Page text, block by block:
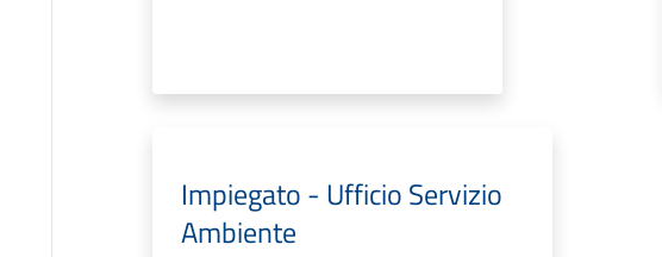
Impiegato - Ufficio Servizio
Ambiente